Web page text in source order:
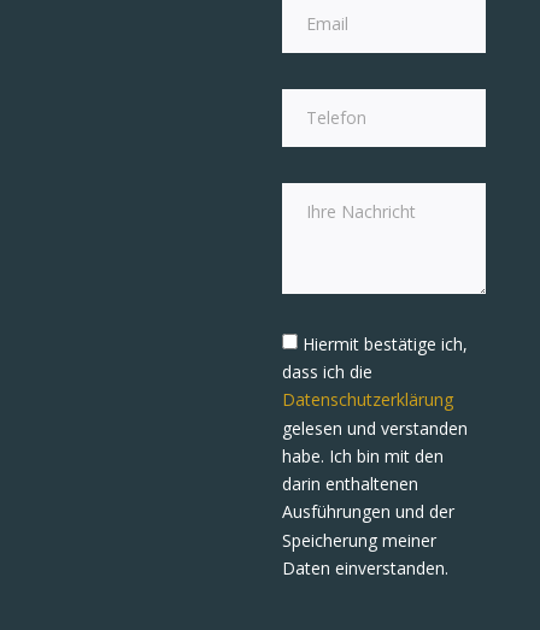
Hiermit bestätige ich,
dass ich die
Datenschutzerklärung
gelesen und verstanden
habe. Ich bin mit den
darin enthaltenen
Ausführungen und der
Speicherung meiner
Daten einverstanden.